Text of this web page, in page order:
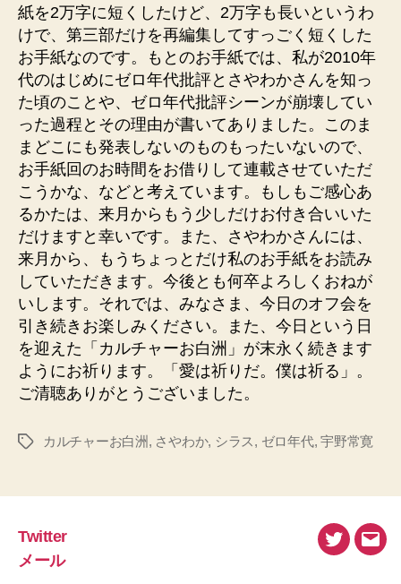
紙を2万字に短くしたけど、2万字も長いというわ
けで、第三部だけを再編集してすっごく短くした
お手紙なのです。もとのお手紙では、私が2010年
代のはじめにゼロ年代批評とさやわかさんを知っ
た頃のことや、ゼロ年代批評シーンが崩壊してい
った過程とその理由が書いてありました。このま
まどこにも発表しないのものもったいないので、
お手紙回のお時間をお借りして連載させていただ
こうかな、などと考えています。もしもご感心あ
るかたは、来月からもう少しだけお付き合いいた
だけますと幸いです。また、さやわかさんには、
来月から、もうちょっとだけ私のお手紙をお読み
していただきます。今後とも何卒よろしくおねが
いします。それでは、みなさま、今日のオフ会を
引き続きお楽しみください。また、今日という日
を迎えた「カルチャーお白洲」が末永く続きます
ようにお祈ります。「愛は祈りだ。僕は祈る」。
ご清聴ありがとうございました。
タ
カルチャーお白洲 , さやわか, シラス, ゼロ年代,宇野常寛
Twitter
メール
Twitterメ